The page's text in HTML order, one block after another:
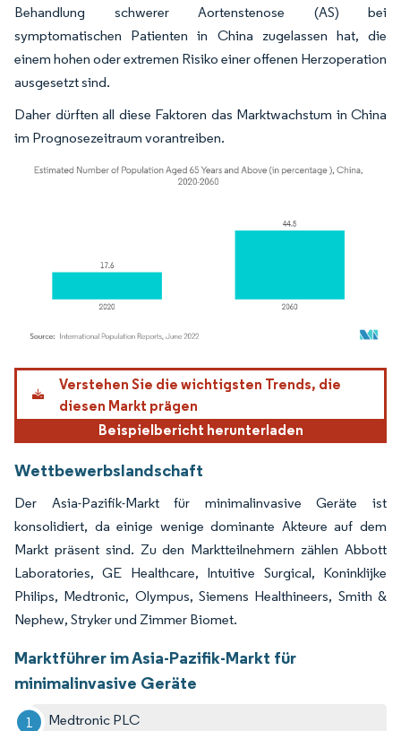
Behandlung schwerer Aortenstenose (AS) bei
symptomatischen Patienten in China zugelassen hat, die
einem hohen oder extremen Risiko einer offenen Herzoperation
ausgesetzt sind.
Daher dürften all diese Faktoren das Marktwachstum in China
im Prognosezeitraum vorantreiben.
Bild © Mordor Intelligence. Wiederverwendung erfordert Namensnennung gemäß
Verstehen Sie die wichtigsten Trends, die
diesen Markt prägen
Beispielbericht herunterladen
Wettbewerbslandschaft
Der Asia-Pazifik-Markt für minimalinvasive Geräte ist
konsolidiert, da einige wenige dominante Akteure auf dem
Markt präsent sind. Zu den Marktteilnehmern zählen Abbott
Laboratories, GE Healthcare, Intuitive Surgical, Koninklijke
Philips, Medtronic, Olympus, Siemens Healthineers, Smith &
Nephew, Stryker und Zimmer Biomet.
Marktführer im Asia-Pazifik-Markt für
minimalinvasive Geräte
Medtronic PLC